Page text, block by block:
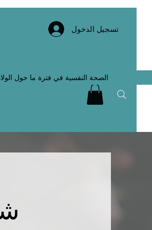
تسجيل الدخول
الصحة النفسية في فترة ما حول